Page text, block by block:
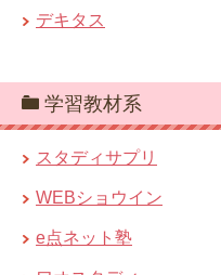
デキタス
学習教材系
スタディサプリ
WEBショウイン
e点ネット塾